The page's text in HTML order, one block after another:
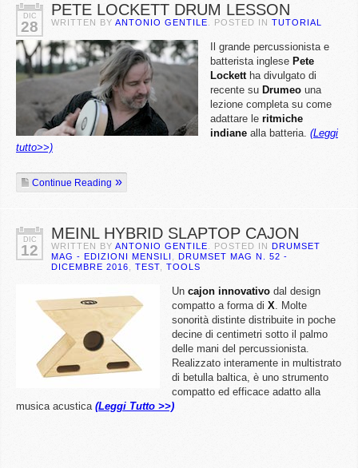
DIC
28
PETE LOCKETT DRUM LESSON
WRITTEN BY ANTONIO GENTILE . POSTED IN TUTORIAL
Il grande percussionista e
batterista inglese Pete
Lockettha divulgato di
recente su Drumeo una
lezione completa su come
adattare le ritmiche
indiane alla batteria. (Leggi
tutto>>)
Continue Reading
DIC
12
MEINL HYBRID SLAPTOP CAJON
WRITTEN BY ANTONIO GENTILE . POSTED IN DRUMSET
MAG - EDIZIONI MENSILI
DRUMSET MAG N. 52 -
DICEMBRE 2016
TEST TOOLS
Un cajon innovativo dal design
compatto a forma di X. Molte
sonorità distinte distribuite in poche
decine di centimetri sotto il palmo
delle mani del percussionista.
Realizzato interamente in multistrato
di betulla baltica, è uno strumento
compatto ed efficace adatto alla
musica acustica (Leggi Tutto >>)